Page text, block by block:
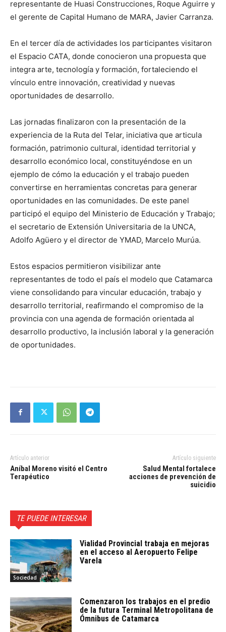
representante de Huasi Construcciones, Roque Aguirre y
el gerente de Capital Humano de MARA, Javier Carranza.
En el tercer día de actividades los participantes visitaron
el Espacio CATA, donde conocieron una propuesta que
integra arte, tecnología y formación, fortaleciendo el
vínculo entre innovación, creatividad y nuevas
oportunidades de desarrollo.
Las jornadas finalizaron con la presentación de la
experiencia de la Ruta del Telar, iniciativa que articula
formación, patrimonio cultural, identidad territorial y
desarrollo económico local, constituyéndose en un
ejemplo de cómo la educación y el trabajo pueden
convertirse en herramientas concretas para generar
oportunidades en las comunidades. De este panel
participó el equipo del Ministerio de Educación y Trabajo;
el secretario de Extensión Universitaria de la UNCA,
Adolfo Agüero y el director de YMAD, Marcelo Murúa.
Estos espacios permitieron visibilizar ante
representantes de todo el país el modelo que Catamarca
viene consolidando para vincular educación, trabajo y
desarrollo territorial, reafirmando el compromiso de la
provincia con una agenda de formación orientada al
desarrollo productivo, la inclusión laboral y la generación
de oportunidades.
Artículo anterior
Aníbal Moreno visitó el Centro
Terapéutico
Artículo siguiente
Salud Mental fortalece
acciones de prevención de
suicidio
TE PUEDE INTERESAR
Sociedad
Vialidad Provincial trabaja en mejoras
en el acceso al Aeropuerto Felipe
Varela
Comenzaron los trabajos en el predio
de la futura Terminal Metropolitana de
Ómnibus de Catamarca